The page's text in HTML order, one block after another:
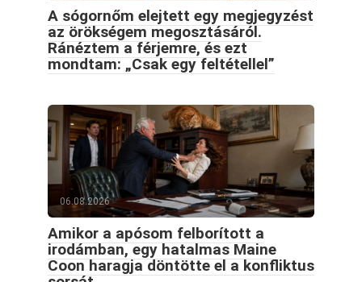
A sógornőm elejtett egy megjegyzést
az örökségem megosztásáról.
Ránéztem a férjemre, és ezt
mondtam: „Csak egy feltétellel”
06.08.2026
Amikor a apósom felborított a
irodámban, egy hatalmas Maine
Coon haragja döntötte el a konfliktus